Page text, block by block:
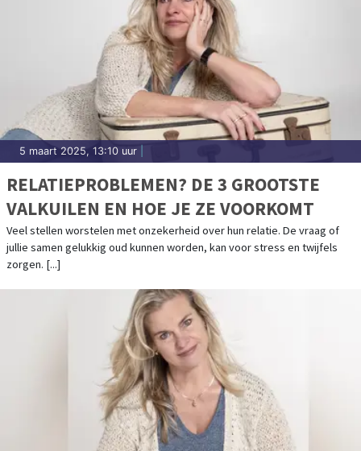
5 maart 2025, 13:10 uur
RELATIEPROBLEMEN? DE 3 GROOTSTE
VALKUILEN EN HOE JE ZE VOORKOMT
Veel stellen worstelen met onzekerheid over hun relatie. De vraag of
jullie samen gelukkig oud kunnen worden, kan voor stress en twijfels
zorgen. [...]